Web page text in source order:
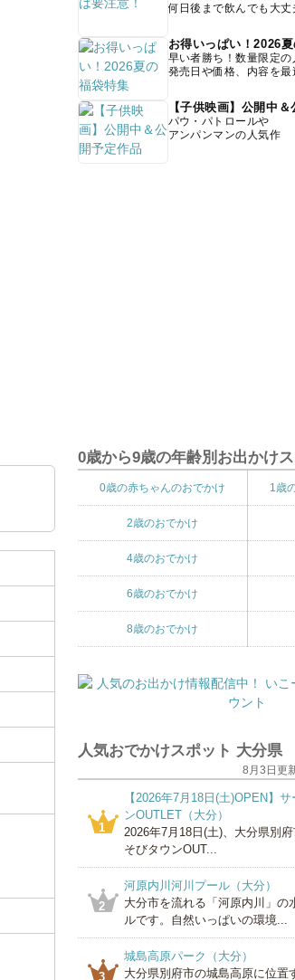
何日後まで飲んでも大丈
お得いっぱい！2026
早い者勝ち！数量限定の
発売日や価格、内容を最
【子供映画】公開中
パウ・パトロールや
アンパンマンの人気作
0歳から9歳の年齢別お出かけ
0歳の赤ちゃんのおでかけ 1歳
2歳のおでかけ
4歳のおでかけ
6歳のおでかけ
8歳のおでかけ
人気おでかけスポット 大分県
8月3日更
1
【2026年7月18日(土)OPEN】
ンOUTLET（大分）
2026年7月18日(土)、大分県別
そびタウンOUT...
2
河原内川河川プール（大分）
大分市を流れる「河原内川」の
ルです。自然いっぱいの環境...
3
城島高原パーク（大分）
大分県別府市の城島高原に位置